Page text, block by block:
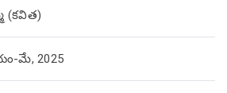
(కవిత)
మే, 2025